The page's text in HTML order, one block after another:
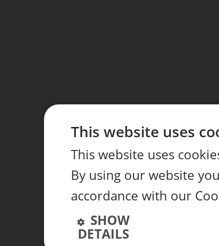
This website uses
This website uses
By using our website
accordance with our
SHOW
DETAILS